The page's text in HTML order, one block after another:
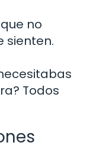
no
sienten.
Todos